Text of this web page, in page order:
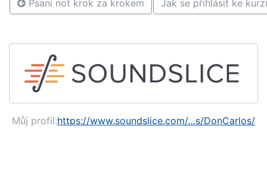
Psaní not krok za krokem Jak se přihlásit ke
Můj profil:https://www.soundslice.com/…s/DonCarlos/